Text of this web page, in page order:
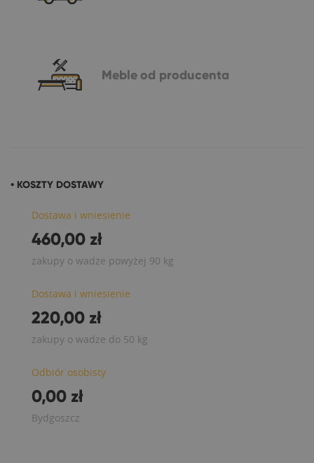
Meble od producenta
• KOSZTY DOSTAWY
Dostawa i wniesienie
460,00 zł
zakupy o wadze powyżej 90 kg
Dostawa i wniesienie
220,00 zł
zakupy o wadze do 50 kg
Odbiór osobisty
0,00 zł
Bydgoszcz